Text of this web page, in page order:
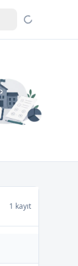
1 kayıt